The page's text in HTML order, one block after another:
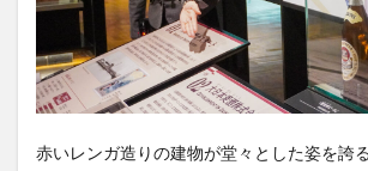
赤いレンガ造りの建物が堂々とした姿を誇